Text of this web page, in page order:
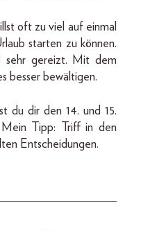
oft zu viel auf einmal
starten zu können.
sehr gereizt. Mit dem
besser bewältigen.
du dir den 14. und 15.
Mein Tipp: Triff in den
Entscheidungen.